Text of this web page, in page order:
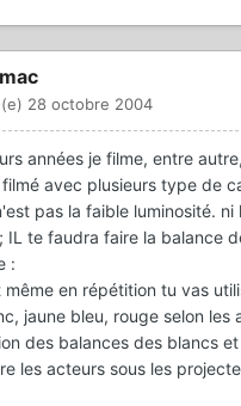
28 octobre 2004
années je filme, entre
avec plusieurs type de
pas la faible luminosité. ni
IL te faudra faire la balance
:
même en répétition tu vas
jaune bleu, rouge selon les
des balances des blancs
les acteurs sous les